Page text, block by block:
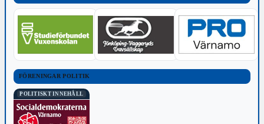
FÖRENINGAR POLITIK
POLITISKT INNEHÅLL